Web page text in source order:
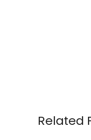
Related